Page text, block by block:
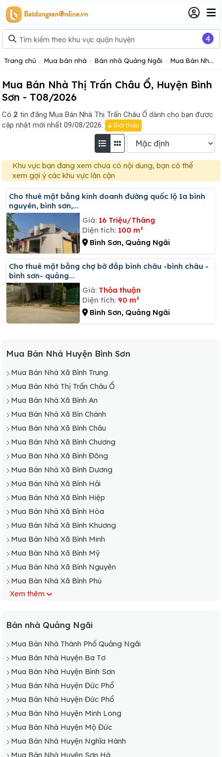
Trang chủ Mua bán nhà Bán nhà Quảng Ngãi Mua Bán Nhà Huyện Bình Sơn Tỉnh Quảng Ngãi
Mua Bán Nhà Thị Trấn Châu Ổ, Huyện Bình
Sơn - T08/2026
Có 2 tin đăng Mua Bán Nhà Thị Trấn Châu Ổ dành cho bạn được
cập nhật mới nhất 09/08/2026.
Giới thiệu
Khu vực bạn đang xem chưa có nội dung, bạn có thể
xem gợi ý các khu vực lân cận
Cho thuê mặt bằng kinh doanh đường quốc lộ 1a bình
nguyên, bình sơn,...
Giá: 16 Triệu/Tháng
Diện tích: 100 m²
Bình Sơn, Quảng Ngãi
Cho thuê mặt bằng chợ bờ đắp bình châu -bình châu -
bình sơn- quảng...
Giá: Thỏa thuận
Diện tích: 90 m²
Bình Sơn, Quảng Ngãi
Mua Bán Nhà Huyện Bình Sơn
Mua Bán Nhà Xã Bình Trung
Mua Bán Nhà Thị Trấn Châu Ổ
Mua Bán Nhà Xã Bình An
Mua Bán Nhà Xã Bìn Chánh
Mua Bán Nhà Xã Bình Châu
Mua Bán Nhà Xã Bình Chương
Mua Bán Nhà Xã Bình Đông
Mua Bán Nhà Xã Bình Dương
Mua Bán Nhà Xã Bình Hải
Mua Bán Nhà Xã Bình Hiệp
Mua Bán Nhà Xã Bình Hòa
Mua Bán Nhà Xã Bình Khương
Mua Bán Nhà Xã Bình Minh
Mua Bán Nhà Xã Bình Mỹ
Mua Bán Nhà Xã Bình Nguyên
Mua Bán Nhà Xã Bình Phú
Mua Bán Nhà Xã Bình Phước
Mua Bán Nhà Xã Bình Thạnh
Mua Bán Nhà Xã Bình Thanh Tây
Mua Bán Nhà Xã Bình Thới
Mua Bán Nhà Xã Bình Thuận
Mua Bán Nhà Xã Bình Trị
Xem thêm
Bán nhà Quảng Ngãi
Mua Bán Nhà Thành Phố Quảng Ngãi
Mua Bán Nhà Huyện Ba Tơ
Mua Bán Nhà Huyện Bình Sơn
Mua Bán Nhà Huyện Đức Phổ
Mua Bán Nhà Huyện Đức Phổ
Mua Bán Nhà Huyện Minh Long
Mua Bán Nhà Huyện Mộ Đức
Mua Bán Nhà Huyện Nghĩa Hành
Mua Bán Nhà Huyện Sơn Hà
4